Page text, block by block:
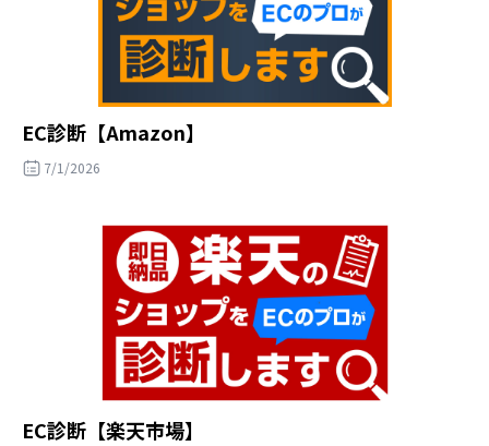
EC診断【Amazon】
7/1/2026
EC診断【楽天市場】